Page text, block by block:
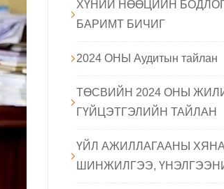
ХҮНИЙ НӨӨЦИЙН
БАРИМТ БИЧИГ
2024 ОНЫ Аудитын тайлан
ТӨСВИЙН 2024 ОНЫ
ГҮЙЦЭТГЭЛИЙН ТАЙЛАН
ҮЙЛ АЖИЛЛАГААНЫ
ШИНЖИЛГЭЭ,